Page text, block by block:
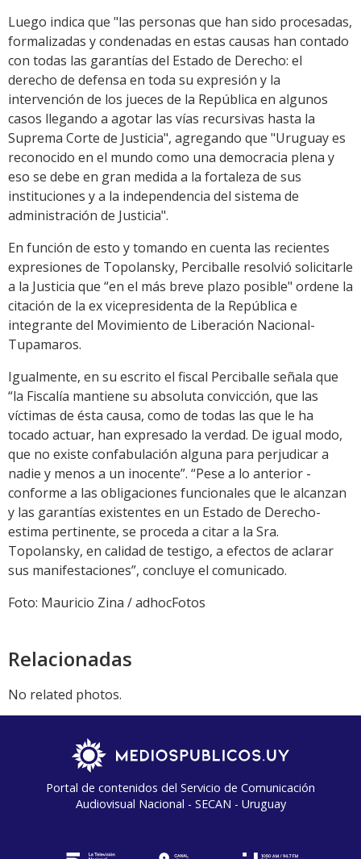
Luego indica que "las personas que han sido procesadas,
formalizadas y condenadas en estas causas han contado
con todas las garantías del Estado de Derecho: el
derecho de defensa en toda su expresión y la
intervención de los jueces de la República en algunos
casos llegando a agotar las vías recursivas hasta la
Suprema Corte de Justicia", agregando que "Uruguay es
reconocido en el mundo como una democracia plena y
eso se debe en gran medida a la fortaleza de sus
instituciones y a la independencia del sistema de
administración de Justicia".
En función de esto y tomando en cuenta las recientes
expresiones de Topolansky, Perciballe resolvió solicitarle
a la Justicia que “en el más breve plazo posible" ordene la
citación de la ex vicepresidenta de la República e
integrante del Movimiento de Liberación Nacional-
Tupamaros.
Igualmente, en su escrito el fiscal Perciballe señala que
“la Fiscalía mantiene su absoluta convicción, que las
víctimas de ésta causa, como de todas las que le ha
tocado actuar, han expresado la verdad. De igual modo,
que no existe confabulación alguna para perjudicar a
nadie y menos a un inocente”. “Pese a lo anterior -
conforme a las obligaciones funcionales que le alcanzan
y las garantías existentes en un Estado de Derecho-
estima pertinente, se proceda a citar a la Sra.
Topolansky, en calidad de testigo, a efectos de aclarar
sus manifestaciones”, concluye el comunicado.
Foto: Mauricio Zina / adhocFotos
Relacionadas
No related photos.
Portal de contenidos del Servicio de Comunicación
Audiovisual Nacional - SECAN - Uruguay